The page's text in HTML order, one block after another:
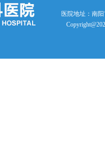
医院地址：南